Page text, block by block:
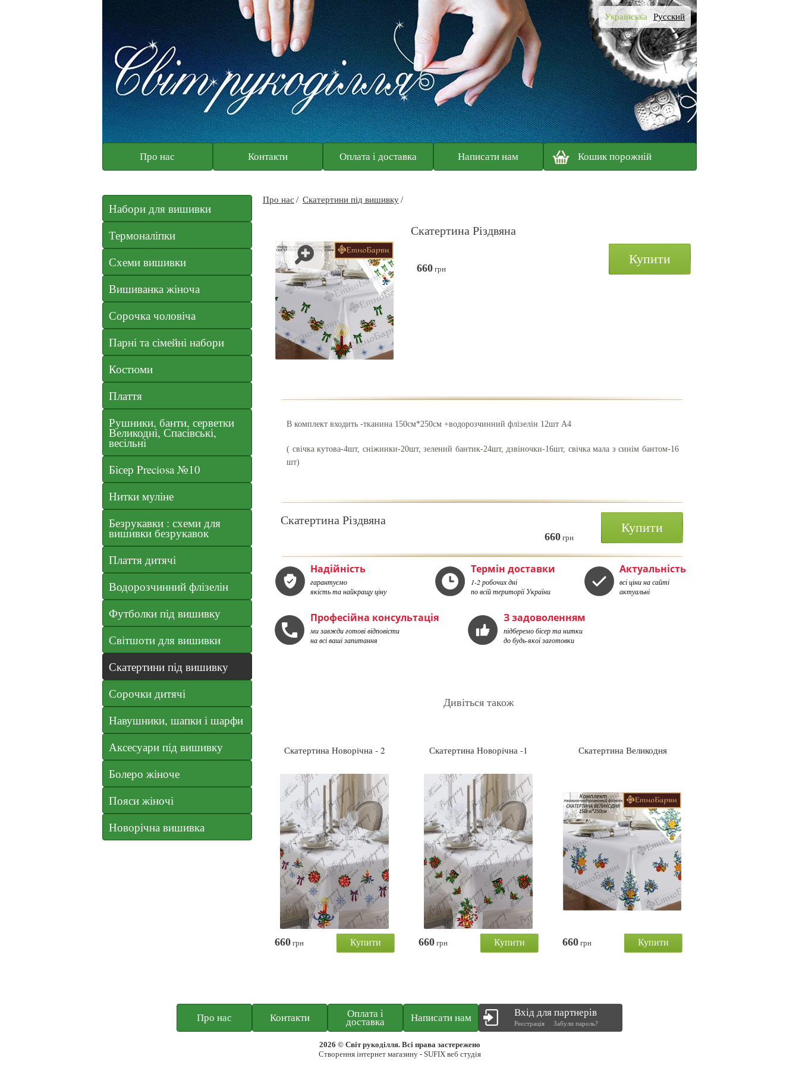
Українська Русский
Про нас Контакти Оплата і доставка Написати нам Кошик порожній
Набори для вишивки
Термоналіпки
Схеми вишивки
Вишиванка жіноча
Сорочка чоловіча
Парні та сімейні набори
Костюми
Плаття
Рушники, банти, серветки
Великодні, Спасівські,
весільні
Бісер Preciosa №10
Нитки муліне
Безрукавки : схеми для
вишивки безрукавок
Плаття дитячі
Водорозчинний флізелін
Футболки під вишивку
Світшоти для вишивки
Скатертини під вишивку
Сорочки дитячі
Навушники, шапки і шарфи
Аксесуари під вишивку
Болеро жіноче
Пояси жіночі
Новорічна вишивка
Про нас Скатертини під вишивку
Скатертина Різдвяна
660 грн
Купити
В комплект входить -тканина 150см*250см +водорозчинний флізелін 12шт А4
( свічка кутова-4шт, сніжинки-20шт, зелений бантик-24шт, дзвіночки-16шт, свічка мала з синім бантом-16
шт)
Скатертина Різдвяна
660 грн
Купити
Надійність
гарантуємо
якість та найкращу ціну
Термін доставки
1-2 робочих дні
по всій території України
Актуальність
всі ціни на сайті
актуальні
Професійна консультація
ми завжди готові відповісти
на всі ваші запитання
З задоволенням
підберемо бісер та нитки
до будь-якої заготовки
Дивіться також
Скатертина Новорічна - 2
660 грн Купити
Скатертина Новорічна -1
660 грн Купити
Скатертина Великодня
660 грн Купити
Про нас Контакти Оплата і
доставка Написати нам Вхід для партнерів
Реєстрація Забули пароль?
2026 © Світ рукоділля. Всі права застережено
Створення інтернет магазину- SUFIX веб студія